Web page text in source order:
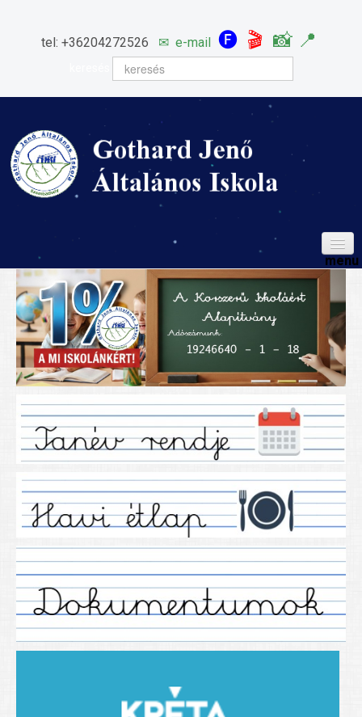
tel: +36204272526 ✉ e-mail 🅕 🎬 📸 📍
HÍREINK
ISKOLÁNK
Igazgatói köszöntő
Iskolánkról
Tanáraink
Tanéveink
Régebbi tanéveink
2021/2022 tanév
2013/2014. tanév
2014/2015. tanév
2015/2016. tanév
2016/2017 tanév
2018/2019 tanév